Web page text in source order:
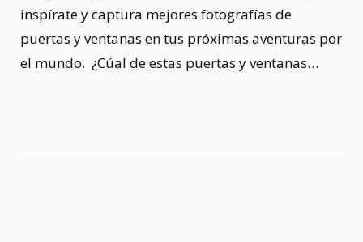
inspírate y captura mejores fotografías de
puertas y ventanas en tus próximas aventuras por
el mundo. ¿Cúal de estas puertas y ventanas…